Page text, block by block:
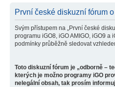
První české diskuzní fórum
Svým přístupem na „První české
programu iGO8, iGO AMIGO, iGO9
podmínky průběžně sledovat
Toto diskuzní fórum je „odborně –
kterých je možno programy iGO
nelegální obsah, tak prosím